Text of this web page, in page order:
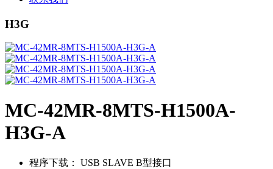
H3G
MC-42MR-8MTS-H1500A-
H3G-A
程序下载：
USB SLAVE B型接口